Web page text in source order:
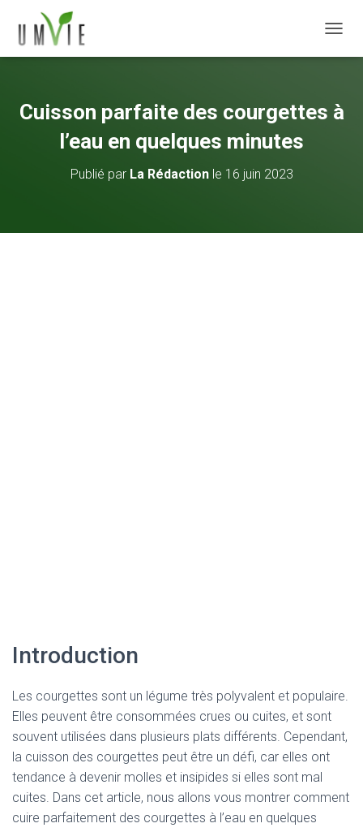
Cuisson parfaite des courgettes à
l’eau en quelques minutes
Publié par La Rédactionle 16 juin 2023
Introduction
Les courgettes sont un légume très polyvalent et populaire.
Elles peuvent être consommées crues ou cuites, et sont
souvent utilisées dans plusieurs plats différents. Cependant,
la cuisson des courgettes peut être un défi, car elles ont
tendance à devenir molles et insipides si elles sont mal
cuites. Dans cet article, nous allons vous montrer comment
cuire parfaitement des courgettes à l’eau en quelques